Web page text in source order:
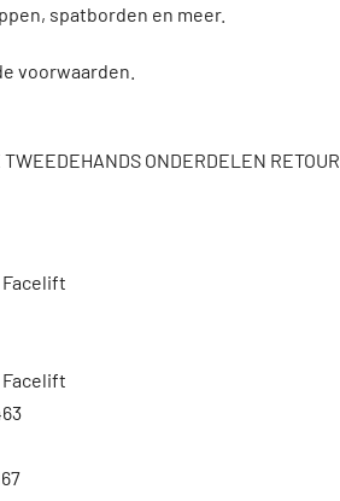
spatborden en meer.
voorwaarden.
ONDERDELEN RETOUR.
Facelift
Facelift